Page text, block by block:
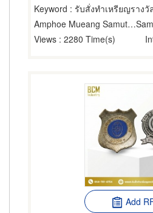
Keyword : รับสั่งทำเหรียญรางวั
Amphoe Mueang Samut Prakarn
Views : 2280 Time(s)
Add